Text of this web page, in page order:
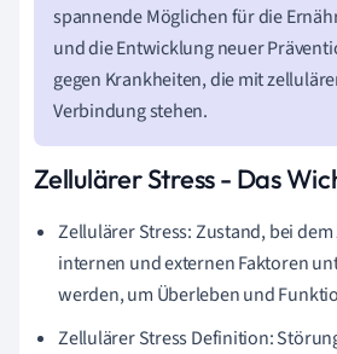
spannende Möglichen für die
und die Entwicklung neuer
gegen Krankheiten, die mit
Verbindung stehen.
Zellulärer Stress - Das
Zellulärer Stress: Zustand, bei
internen und externen Faktoren
werden, um Überleben und
Zellulärer Stress Definition: